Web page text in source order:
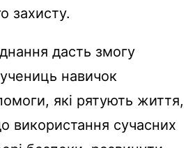
захисту.
дасть змогу
учениць навичок
які рятують життя,
використання сучасних